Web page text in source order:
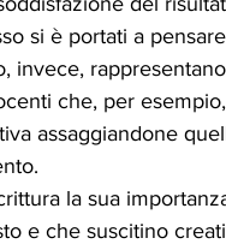
si è portati a
invece,
che, per
assaggiandone
la sua
e che suscitino